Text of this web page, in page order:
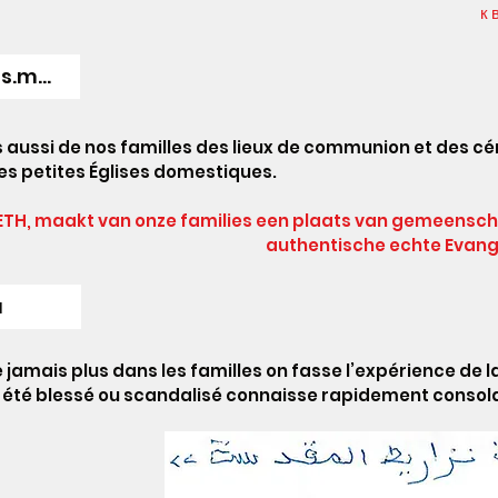
к
A002-neerlandais.m4a
de nos familles des lieux de communion et des
petites Églises domestiques.
maakt van onze families een plaats van
authentische echte
jamais plus dans les familles on fasse l’expérience de
blessé ou scandalisé connaisse rapidement